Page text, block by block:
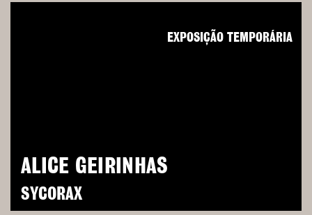
ALICE GEIRINHAS
SYCORAX
EXPOSIÇÃO TEMPORÁRIA